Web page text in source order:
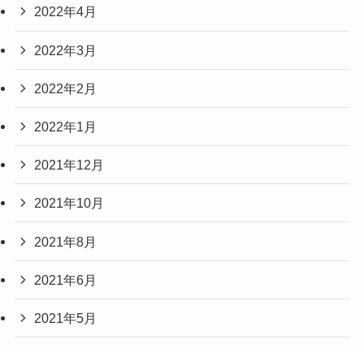
2022年4月
2022年3月
2022年2月
2022年1月
2021年12月
2021年10月
2021年8月
2021年6月
2021年5月